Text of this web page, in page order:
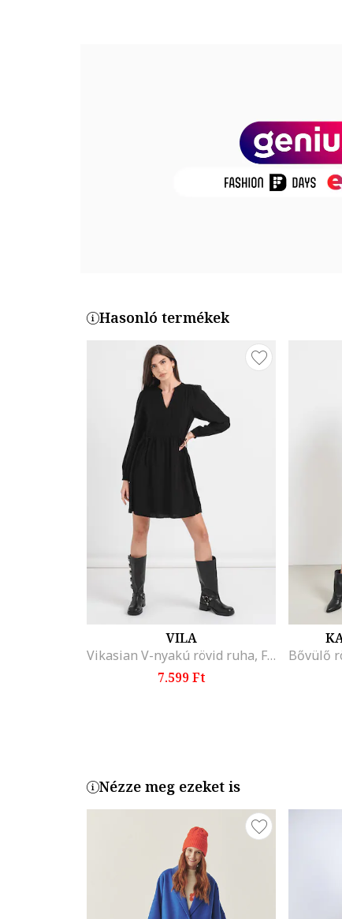
Külső anyag: 78% poliészter, 17% műselyem, 5%
Hasonló termékek
VILA
Vikasian V-nyakú rövid ruha, Fekete
7.599 Ft
Nézze meg ezeket is